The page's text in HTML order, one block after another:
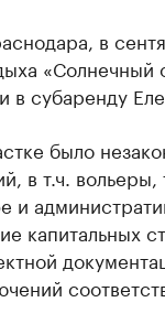
в
«Солнечный
в субаренду
было
в т.ч.
и
капитальных